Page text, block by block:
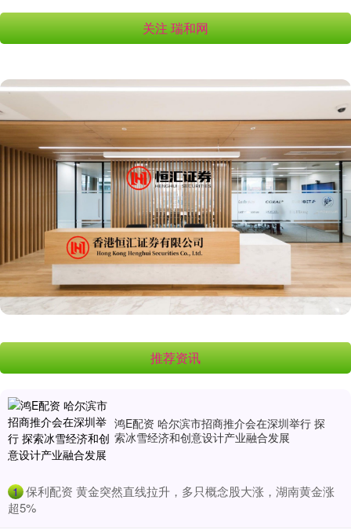
关注 瑞和网
推荐资讯
鸿E配资 哈尔滨市招商推介会在深圳举行 探
索冰雪经济和创意设计产业融合发展
1 ​保利配资 黄金突然直线拉升，多只概念股大涨，湖南黄金涨
超5%